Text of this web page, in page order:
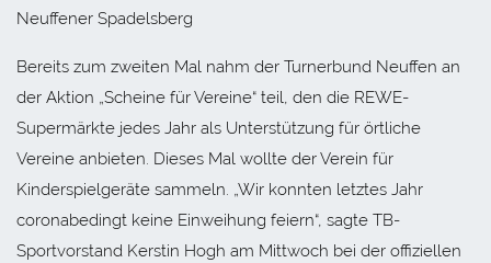
Neuffener Spadelsberg
Bereits zum zweiten Mal nahm der Turnerbund Neuffen an
der Aktion „Scheine für Vereine“ teil, den die REWE-
Supermärkte jedes Jahr als Unterstützung für örtliche
Vereine anbieten. Dieses Mal wollte der Verein für
Kinderspielgeräte sammeln. „Wir konnten letztes Jahr
coronabedingt keine Einweihung feiern“, sagte TB-
Sportvorstand Kerstin Hogh am Mittwoch bei der offiziellen